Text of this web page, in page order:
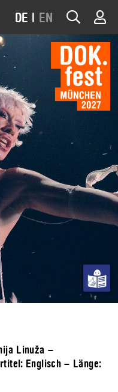
DE | EN
Linuža –
Englisch – Länge: